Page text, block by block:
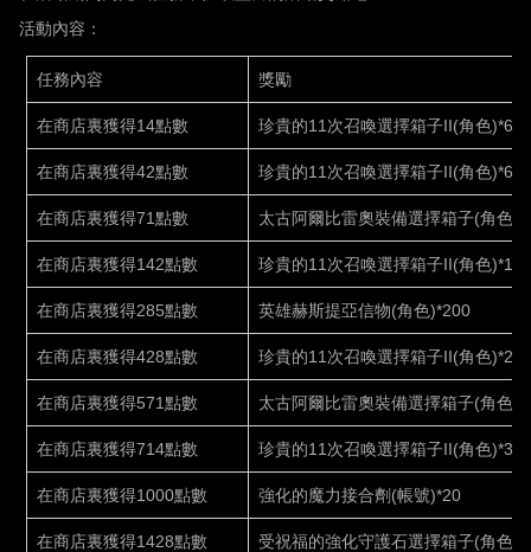
活動內容：
任務內容 獎勵
在商店裏獲得14點數 珍貴的11次召喚選擇箱子II(角色)*666
在商店裏獲得42點數 珍貴的11次召喚選擇箱子II(角色)*666
在商店裏獲得71點數 太古阿爾比雷奧裝備選擇箱子(角色
在商店裏獲得142點數 珍貴的11次召喚選擇箱子II(角色
在商店裏獲得285點數 英雄赫斯提亞信物(角色)*200
在商店裏獲得428點數 珍貴的11次召喚選擇箱子II(角色
在商店裏獲得571點數 太古阿爾比雷奧裝備選擇箱子(角色
在商店裏獲得714點數 珍貴的11次召喚選擇箱子II(角色
在商店裏獲得1000點數 強化的魔力接合劑(帳號)*20
在商店裏獲得1428點數 受祝福的強化守護石選擇箱子(角色